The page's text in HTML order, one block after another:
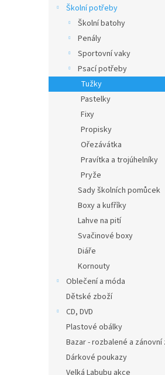
Školní potřeby
Školní batohy
Penály
Sportovní vaky
Psací potřeby
Tužky
Pastelky
Fixy
Propisky
Ořezávátka
Pravítka a trojúhelníky
Pryže
Sady školních pomůcek
Boxy a kufříky
Lahve na pití
Svačinové boxy
Diáře
Kornouty
Oblečení a móda
Dětské zboží
CD, DVD
Plastové obálky
Bazar - rozbalené a
Dárkové poukazy
Velká Labubu akce